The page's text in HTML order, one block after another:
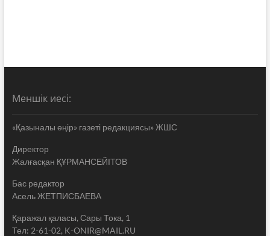
Меншік иесі:
«Қазыналы өңір» газеті редакциясы» ЖШС
Директор
Жалғасқан ҚҰРМАНСЕЙІТОВ
Бас редактор
Асель ЖЕТПИСБАЕВА
Қаражал қаласы, Сары Тока, 1
Тел: 2-61-02, K-ONIR@MAIL.RU